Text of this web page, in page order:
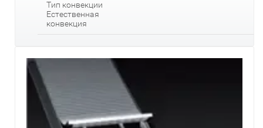
Тип конвекции
Естественная
конвекция